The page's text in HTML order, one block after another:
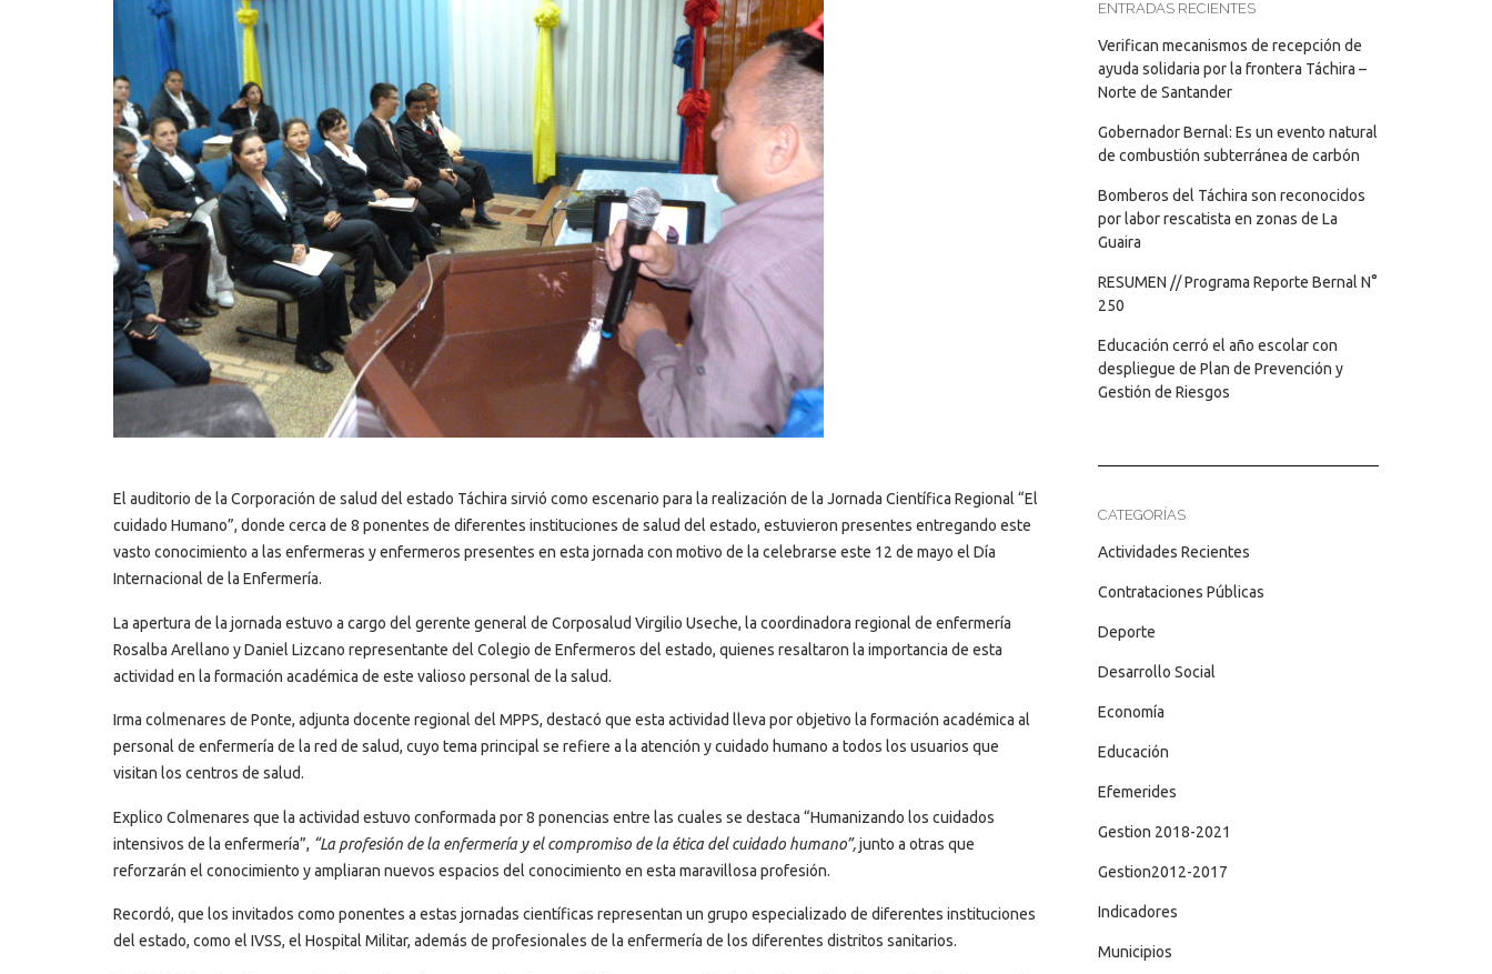
El auditorio de la Corporación de salud del estado Táchira sirvió como escenario para la realización de la Jornada Científica Regional “El
cuidado Humano”, donde cerca de 8 ponentes de diferentes instituciones de salud del estado, estuvieron presentes entregando este
vasto conocimiento a las enfermeras y enfermeros presentes en esta jornada con motivo de la celebrarse este 12 de mayo el Día
Internacional de la Enfermería.
La apertura de la jornada estuvo a cargo del gerente general de Corposalud Virgilio Useche, la coordinadora regional de enfermería
Rosalba Arellano y Daniel Lizcano representante del Colegio de Enfermeros del estado, quienes resaltaron la importancia de esta
actividad en la formación académica de este valioso personal de la salud.
Irma colmenares de Ponte, adjunta docente regional del MPPS, destacó que esta actividad lleva por objetivo la formación académica al
personal de enfermería de la red de salud, cuyo tema principal se refiere a la atención y cuidado humano a todos los usuarios que
visitan los centros de salud.
Explico Colmenares que la actividad estuvo conformada por 8 ponencias entre las cuales se destaca “Humanizando los cuidados
intensivos de la enfermería”, “La profesión de la enfermería y el compromiso de la ética del cuidado humano”,junto a otras que
reforzarán el conocimiento y ampliaran nuevos espacios del conocimiento en esta maravillosa profesión.
Recordó, que los invitados como ponentes a estas jornadas científicas representan un grupo especializado de diferentes instituciones
del estado, como el IVSS, el Hospital Militar, además de profesionales de la enfermería de los diferentes distritos sanitarios.
ENTRADAS RECIENTES
Verifican mecanismos de recepción de
ayuda solidaria por la frontera Táchira –
Norte de Santander
Gobernador Bernal: Es un evento natural
de combustión subterránea de carbón
Bomberos del Táchira son reconocidos
por labor rescatista en zonas de La
Guaira
RESUMEN // Programa Reporte Bernal N°
250
Educación cerró el año escolar con
despliegue de Plan de Prevención y
Gestión de Riesgos
CATEGORÍAS
Actividades Recientes
Contrataciones Públicas
Deporte
Desarrollo Social
Economía
Educación
Efemerides
Gestion 2018-2021
Gestion2012-2017
Indicadores
Municipios